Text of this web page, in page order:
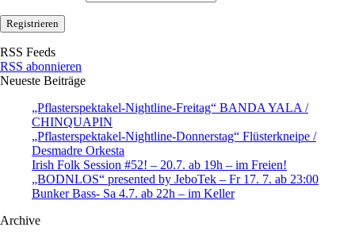
RSS Feeds
RSS abonnieren
Neueste Beiträge
„Pflasterspektakel-Nightline-Freitag“ BANDA YALA /
CHINQUAPIN
„Pflasterspektakel-Nightline-Donnerstag“ Flüsterkneipe /
Desmadre Orkesta
Irish Folk Session #52! – 20.7. ab 19h – im Freien!
„BODNLOS“ presented by JeboTek – Fr 17. 7. ab 23:00
Bunker Bass- Sa 4.7. ab 22h – im Keller
Archive